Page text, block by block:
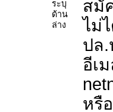
ระบุ
ด้าน
ล่าง
สมั
ไม่
ปล.
อีเ
หรือ